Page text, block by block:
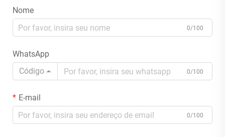
Nome
0/100
WhatsApp
Código
0/100
E-mail
0/100